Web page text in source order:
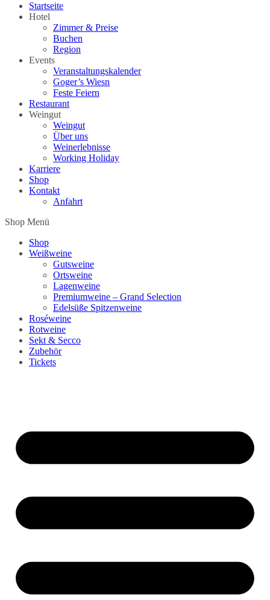
Startseite
Hotel
Zimmer & Preise
Buchen
Region
Events
Veranstaltungskalender
Goger’s Wiesn
Feste Feiern
Restaurant
Weingut
Weingut
Über uns
Weinerlebnisse
Working Holiday
Karriere
Shop
Kontakt
Anfahrt
Shop Menü
Shop
Weißweine
Gutsweine
Ortsweine
Lagenweine
Premiumweine – Grand Selection
Edelsüße Spitzenweine
Roséweine
Rotweine
Sekt & Secco
Zubehör
Tickets